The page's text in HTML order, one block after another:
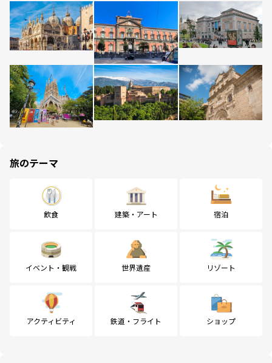
旅のテーマ
飲食 建築・アート 宿泊
イベント・観戦 世界遺産 リゾート
アクティビティ 鉄道・フライト ショップ